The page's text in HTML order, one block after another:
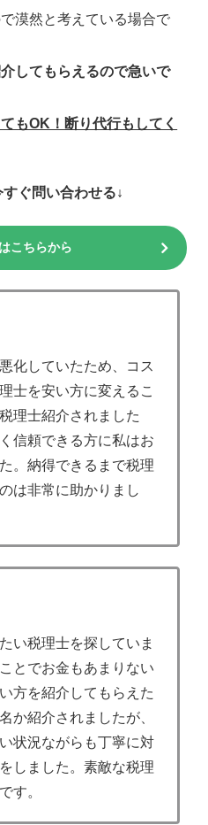
漠然と考えている場合で
してもらえるので急いで
もOK！断り代行もしてく
ぐ問い合わせる↓
こちらから
化していたため、コス
士を安い方に変えるこ
理士紹介されました
信頼できる方に私はお
。納得できるまで税理
は非常に助かりまし
い税理士を探していま
とでお金もあまりない
方を紹介してもらえた
か紹介されましたが、
状況ながらも丁寧に対
しました。素敵な税理
す。